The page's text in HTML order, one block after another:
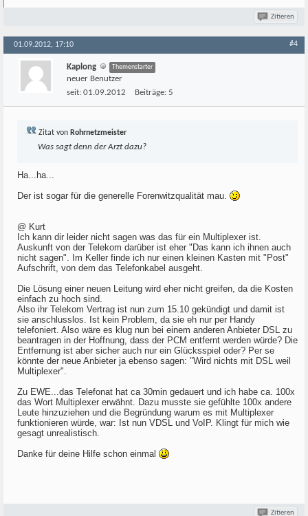
Zitieren
01.09.2012, 17:10 #4
Kaplong Themenstarter
neuer Benutzer
seit: 01.09.2012 Beiträge: 5
Zitat von Rohrnetzmeister
Was sagt denn der Arzt dazu?
Ha...ha...
Der ist sogar für die generelle Forenwitzqualität mau.
@ Kurt
Ich kann dir leider nicht sagen was das für ein Multiplexer ist.
Auskunft von der Telekom darüber ist eher "Das kann ich ihnen auch
nicht sagen". Im Keller finde ich nur einen kleinen Kasten mit "Post"
Aufschrift, von dem das Telefonkabel ausgeht.
Die Lösung einer neuen Leitung wird eher nicht greifen, da die Kosten
einfach zu hoch sind.
Also ihr Telekom Vertrag ist nun zum 15.10 gekündigt und damit ist
sie anschlusslos. Ist kein Problem, da sie eh nur per Handy
telefoniert. Also wäre es klug nun bei einem anderen Anbieter DSL zu
beantragen in der Hoffnung, dass der PCM entfernt werden würde? Die
Entfernung ist aber sicher auch nur ein Glücksspiel oder? Per se
könnte der neue Anbieter ja ebenso sagen: "Wird nichts mit DSL weil
Multiplexer".
Zu EWE...das Telefonat hat ca 30min gedauert und ich habe ca. 100x
das Wort Multiplexer erwähnt. Dazu musste sie gefühlte 100x andere
Leute hinzuziehen und die Begründung warum es mit Multiplexer
funktionieren würde, war: Ist nun VDSL und VoIP. Klingt für mich wie
gesagt unrealistisch.
Danke für deine Hilfe schon einmal
Zitieren